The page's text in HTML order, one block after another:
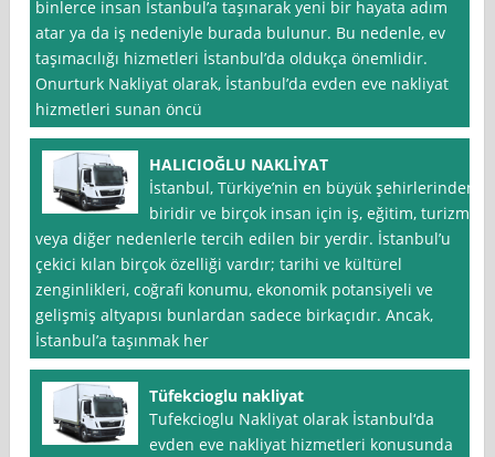
binlerce insan İstanbul’a taşınarak yeni bir hayata adım
atar ya da iş nedeniyle burada bulunur. Bu nedenle, ev
taşımacılığı hizmetleri İstanbul’da oldukça önemlidir.
Onurturk Nakliyat olarak, İstanbul’da evden eve nakliyat
hizmetleri sunan öncü
HALICIOĞLU NAKLİYAT
İstanbul, Türkiye’nin en büyük şehirlerinden
biridir ve birçok insan için iş, eğitim, turizm
veya diğer nedenlerle tercih edilen bir yerdir. İstanbul’u
çekici kılan birçok özelliği vardır; tarihi ve kültürel
zenginlikleri, coğrafi konumu, ekonomik potansiyeli ve
gelişmiş altyapısı bunlardan sadece birkaçıdır. Ancak,
İstanbul’a taşınmak her
Tüfekcioglu nakliyat
Tufekcioglu Nakliyat olarak İstanbul‘da
evden eve nakliyat hizmetleri konusunda